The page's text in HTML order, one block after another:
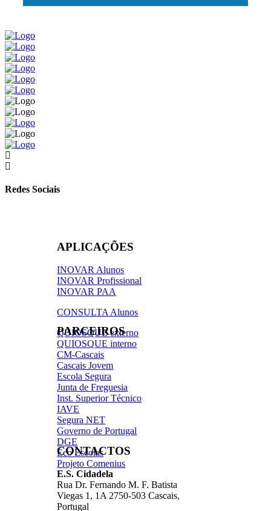
Redes Sociais
APLICAÇÕES
INOVAR Alunos
INOVAR Profissional
INOVAR PAA
CONSULTA Alunos
QUIOSQUE externo
QUIOSQUE interno
PARCEIROS
CM-Cascais
Cascais Jovem
Escola Segura
Junta de Freguesia
Inst. Superior Técnico
IAVE
Segura NET
Governo de Portugal
DGE
Eco Escolas
Projeto Comenius
CONTACTOS
E.S. Cidadela
Rua Dr. Fernando M. F. Batista
Viegas 1, 1A 2750-503 Cascais,
Portugal